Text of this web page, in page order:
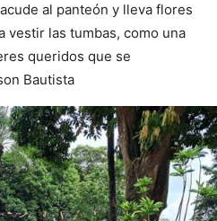
al panteón y lleva flores
vestir las tumbas, como una
queridos que se
Bautista